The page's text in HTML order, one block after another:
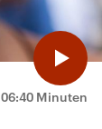
06:40 Minuten